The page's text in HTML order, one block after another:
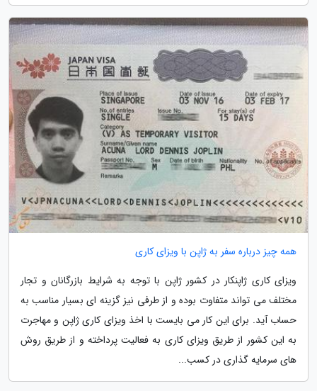
همه چیز درباره سفر به ژاپن با ویزای کاری
ویزای کاری ژاپنکار در کشور ژاپن با توجه به شرایط بازرگانان و تجار
مختلف می تواند متفاوت بوده و از طرفی نیز گزینه ای بسیار مناسب به
حساب آید. برای این کار می بایست با اخذ ویزای کاری ژاپن و مهاجرت
به این کشور از طریق ویزای کاری به فعالیت پرداخته و از طریق روش
های سرمایه گذاری در کسب...